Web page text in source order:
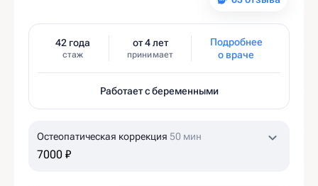
42 года
стаж
от 4 лет
принимает
Подробнее
о враче
Работает с беременными
Остеопатическая коррекция 50 мин
7000 ₽